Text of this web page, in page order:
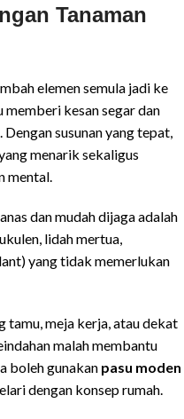
Tanaman
elemen semula jadi ke
kesan segar dan
susunan yang tepat,
menarik sekaligus
mental.
dan mudah dijaga adalah
lidah mertua,
yang tidak memerlukan
tamu, meja kerja, atau dekat
malah membantu
boleh gunakan pasu moden
dengan konsep rumah.